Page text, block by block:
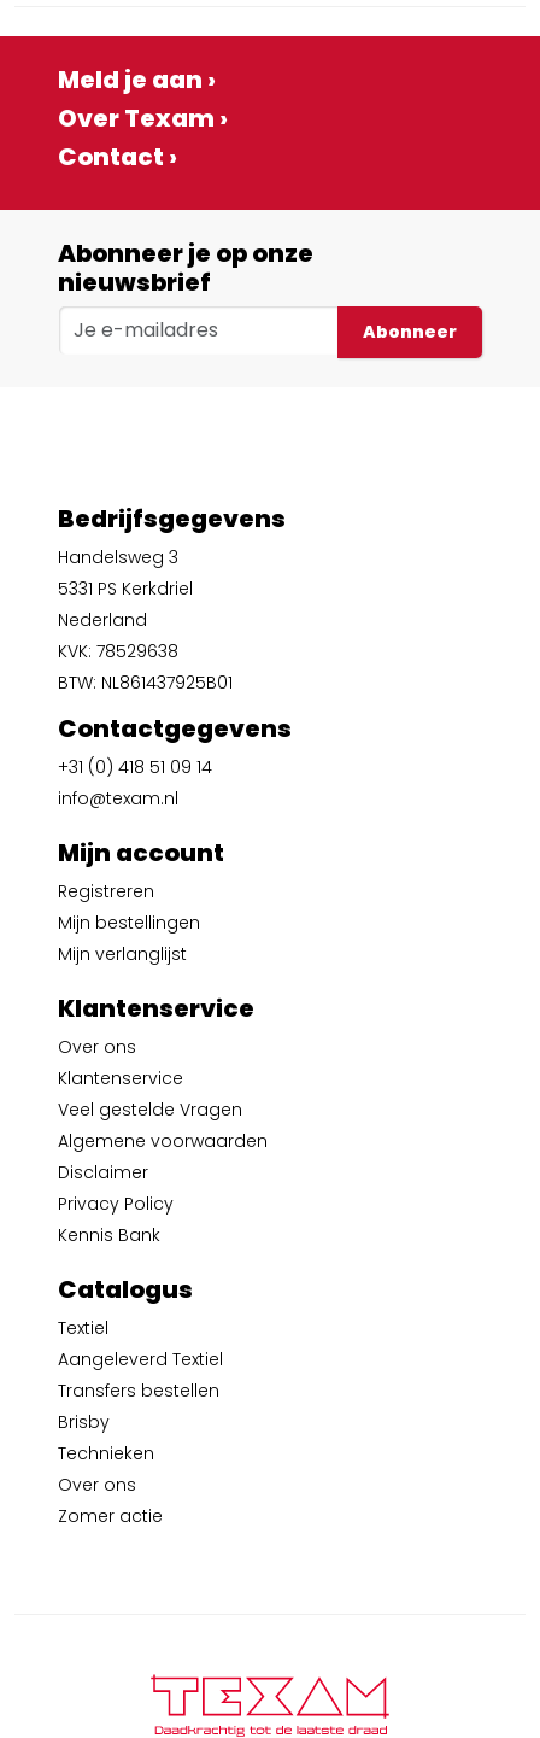
Meld je aan ›
Over Texam ›
Contact ›
Abonneer je op onze
nieuwsbrief
Abonneer
Bedrijfsgegevens
Handelsweg 3
5331 PS Kerkdriel
Nederland
KVK: 78529638
BTW: NL861437925B01
Contactgegevens
+31 (0) 418 51 09 14
info@texam.nl
Mijn account
Registreren
Mijn bestellingen
Mijn verlanglijst
Klantenservice
Over ons
Klantenservice
Veel gestelde Vragen
Algemene voorwaarden
Disclaimer
Privacy Policy
Kennis Bank
Catalogus
Textiel
Aangeleverd Textiel
Transfers bestellen
Brisby
Technieken
Over ons
Zomer actie